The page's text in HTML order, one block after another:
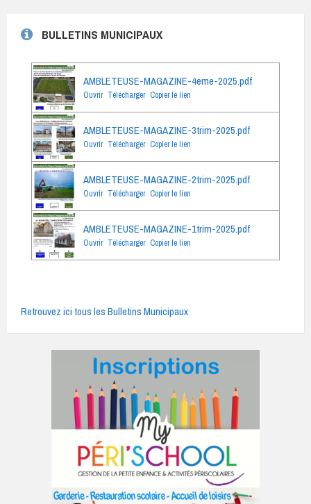
BULLETINS MUNICIPAUX
AMBLETEUSE-MAGAZINE-4eme-2025.pdf
Ouvrir Télécharger Copier le lien
AMBLETEUSE-MAGAZINE-3trim-2025.pdf
Ouvrir Télécharger Copier le lien
AMBLETEUSE-MAGAZINE-2trim-2025.pdf
Ouvrir Télécharger Copier le lien
AMBLETEUSE-MAGAZINE-1trim-2025.pdf
Ouvrir Télécharger Copier le lien
Retrouvez ici tous les Bulletins Municipaux